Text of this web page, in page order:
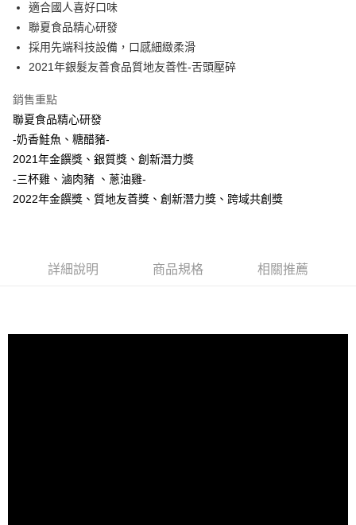
宅配
每筆NT$150，滿NT$999(含以上)免運費
限定商品-免運
常溫宅配-到付
每筆NT$150，滿NT$999(含以上)免運費
貨到付款-免運
免運費
適合國人喜好口味
聯夏食品精心研發
採用先端科技設備，口感細緻柔滑
2021年銀髮友善食品質地友善性-舌頭壓碎
銷售重點
聯夏食品精心研發
-奶香鮭魚、糖醋豬-
2021年金饌獎、銀質獎、創新潛力獎
-三杯雞、滷肉豬 、蔥油雞-
2022年金饌獎、質地友善獎、創新潛力獎、跨域共創獎
詳細說明 商品規格 相關推薦